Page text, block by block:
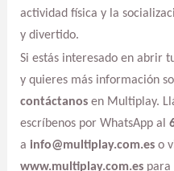
actividad física y la
y divertido.
Si estás interesado en abrir
y quieres más información
contáctanosen Multiplay.
escríbenos por WhatsApp al
a info@multiplay.com.eso
www.multiplay.com.espara